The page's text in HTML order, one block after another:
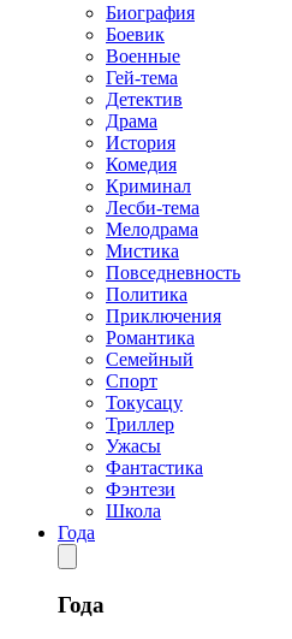
Биография
Боевик
Военные
Гей-тема
Детектив
Драма
История
Комедия
Криминал
Лесби-тема
Мелодрама
Мистика
Повседневность
Политика
Приключения
Романтика
Семейный
Спорт
Токусацу
Триллер
Ужасы
Фантастика
Фэнтези
Школа
Года
Года